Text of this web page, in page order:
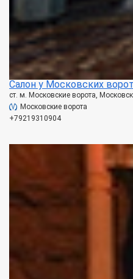
Салон у Московских ворот
ст. м. Московские ворота,
Московские ворота
+79219310904